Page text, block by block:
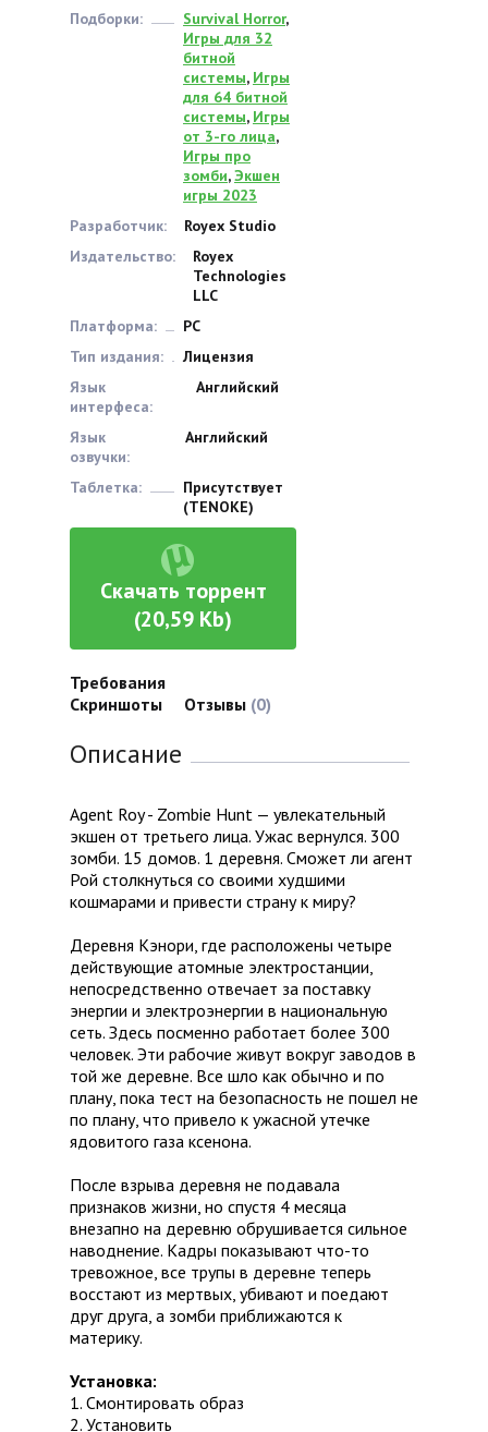
Подборки:
Survival Horror,
Игры для 32
битной
системы, Игры
для 64 битной
системы, Игры
от 3-го лица,
Игры про
зомби,Экшен
игры 2023
Разработчик:
Royex Studio
Издательство:
Royex
Technologies
LLC
Платформа:
PC
Тип издания:
Лицензия
Язык
интерфеса:
Английский
Язык
озвучки:
Английский
Таблетка:
Присутствует
(TENOKE)
Скачать торрент
(20,59 Kb)
Требования
Скриншоты
Отзывы (0)
Описание
Agent Roy - Zombie Hunt — увлекательный
экшен от третьего лица. Ужас вернулся. 300
зомби. 15 домов. 1 деревня. Сможет ли агент
Рой столкнуться со своими худшими
кошмарами и привести страну к миру?
Деревня Кэнори, где расположены четыре
действующие атомные электростанции,
непосредственно отвечает за поставку
энергии и электроэнергии в национальную
сеть. Здесь посменно работает более 300
человек. Эти рабочие живут вокруг заводов в
той же деревне. Все шло как обычно и по
плану, пока тест на безопасность не пошел не
по плану, что привело к ужасной утечке
ядовитого газа ксенона.
После взрыва деревня не подавала
признаков жизни, но спустя 4 месяца
внезапно на деревню обрушивается сильное
наводнение. Кадры показывают что-то
тревожное, все трупы в деревне теперь
восстают из мертвых, убивают и поедают
друг друга, а зомби приближаются к
материку.
Установка:
1. Смонтировать образ
2. Установить